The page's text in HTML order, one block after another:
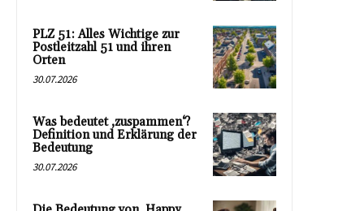
PLZ 51: Alles Wichtige zur
Postleitzahl 51 und ihren
Orten
30.07.2026
Was bedeutet ‚zuspammen‘?
Definition und Erklärung der
Bedeutung
30.07.2026